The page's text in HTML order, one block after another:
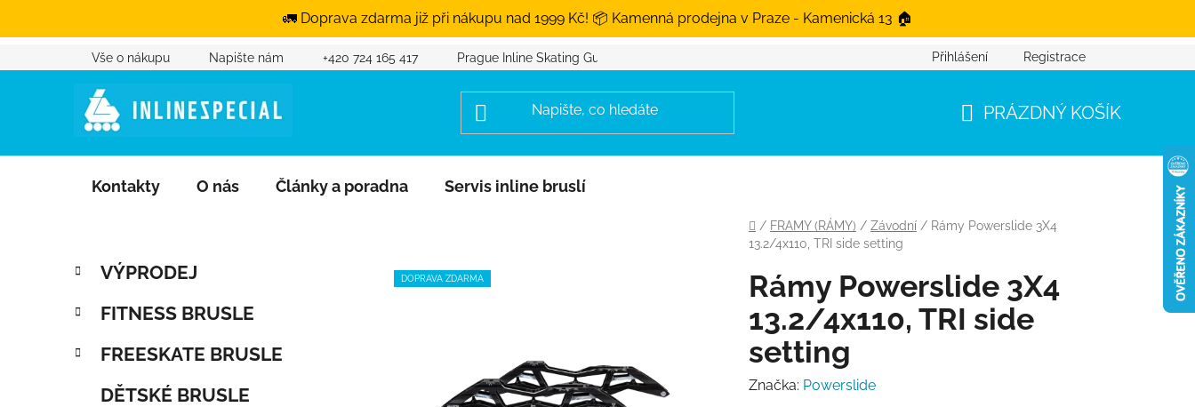
🚛 Doprava zdarma již při nákupu nad 1999 Kč! 📦 Kamenná prodejna v Praze - Kamenická 13 🏠
Přejít na obsah
Vše o nákupu Napište nám +420 724 165 417 Prague Inline Skating Guide Přihlášení Registrace
PRÁZDNÝ KOŠÍK
Kontakty O nás Články a poradna Servis inline bruslí
Domů
/ FRAMY (RÁMY) / Závodní / Rámy Powerslide 3X4
13.2/4x110, TRI side setting
Postranní panel
Přeskočit kategorie
Kategorie
VÝPRODEJ
FITNESS BRUSLE
FREESKATE BRUSLE
DĚTSKÉ BRUSLE
Rámy Powerslide 3X4
13.2/4x110, TRI side
setting
Značka: Powerslide
DOPRAVA ZDARMA